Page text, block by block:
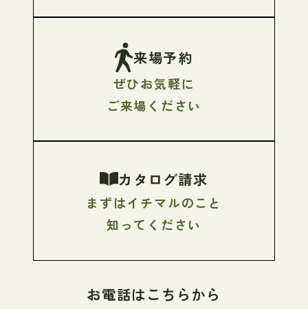
来場予約
ぜひお気軽に
ご来場ください
カタログ請求
まずはイチマルのこと
知ってください
お電話はこちらから